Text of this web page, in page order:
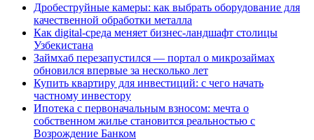
Дробеструйные камеры: как выбрать оборудование для
качественной обработки металла
Как digital-среда меняет бизнес-ландшафт столицы
Узбекистана
Займхаб перезапустился — портал о микрозаймах
обновился впервые за несколько лет
Купить квартиру для инвестиций: с чего начать
частному инвестору
Ипотека с первоначальным взносом: мечта о
собственном жилье становится реальностью с
Возрождение Банком